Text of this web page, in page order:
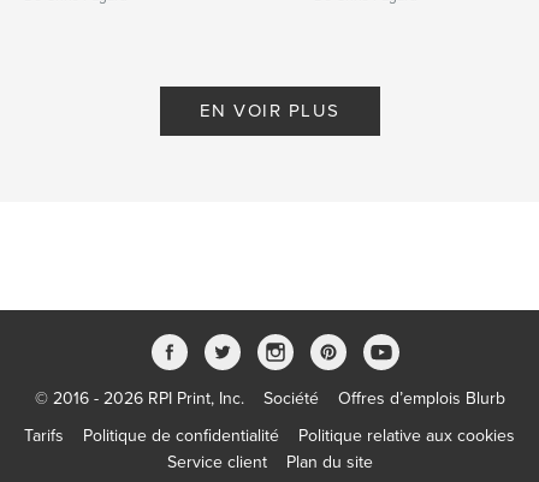
EN VOIR PLUS
© 2016 - 2026 RPI Print, Inc. Société
Offres d’emplois Blurb
Tarifs
Politique de confidentialité
Politique relative aux cookies
Service client
Plan du site